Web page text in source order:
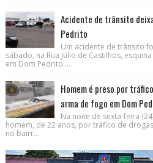
Acidente de trânsito
Pedrito
Um acidente de trânsito
sábado, na Rua Júlio de Castilhos,
em Dom Pedrito....
Homem é preso por
arma de fogo em Dom
Na noite de sexta-feira
homem, de 22 anos, por tráfico de
no bairr...